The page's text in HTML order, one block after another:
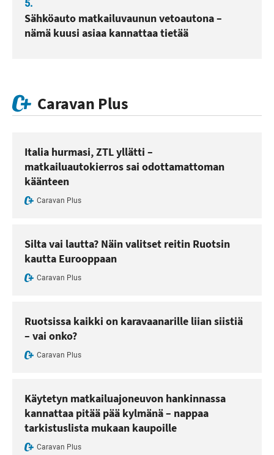
5.
Sähköauto matkailuvaunun vetoautona –
nämä kuusi asiaa kannattaa tietää
Caravan Plus
Italia hurmasi, ZTL yllätti –
matkailuautokierros sai odottamattoman
käänteen
Caravan Plus
Silta vai lautta? Näin valitset reitin Ruotsin
kautta Eurooppaan
Caravan Plus
Ruotsissa kaikki on karavaanarille liian siistiä
– vai onko?
Caravan Plus
Käytetyn matkailuajoneuvon hankinnassa
kannattaa pitää pää kylmänä – nappaa
tarkistuslista mukaan kaupoille
Caravan Plus